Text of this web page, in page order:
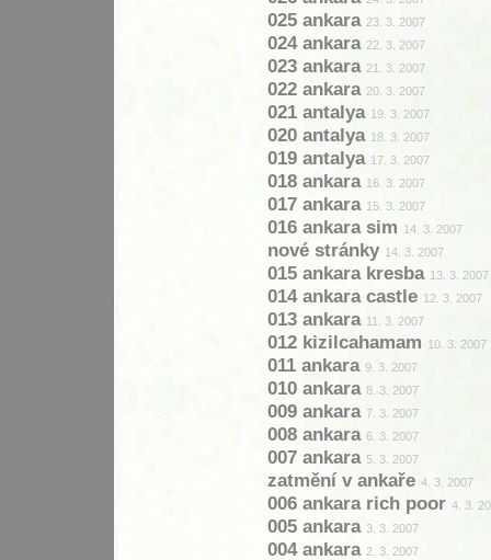
025 ankara 23. 3. 2007
024 ankara 22. 3. 2007
023 ankara 21. 3. 2007
022 ankara 20. 3. 2007
021 antalya 19. 3. 2007
020 antalya 18. 3. 2007
019 antalya 17. 3. 2007
018 ankara 16. 3. 2007
017 ankara 15. 3. 2007
016 ankara sim 14. 3. 2007
nové stránky 14. 3. 2007
015 ankara kresba 13. 3. 2007
014 ankara castle 12. 3. 2007
013 ankara 11. 3. 2007
012 kizilcahamam 10. 3. 2007
011 ankara 9. 3. 2007
010 ankara 8. 3. 2007
009 ankara 7. 3. 2007
008 ankara 6. 3. 2007
007 ankara 5. 3. 2007
zatmění v ankaře 4. 3. 2007
006 ankara rich poor 4. 3.
005 ankara 3. 3. 2007
004 ankara 2. 3. 2007